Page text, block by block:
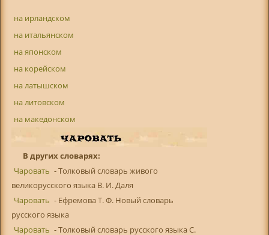
на ирландском
на итальянском
на японском
на корейском
на латышском
на литовском
на македонском
В других словарях:
Чаровать - Толковый словарь живого
великорусского языка В. И. Даля
Чаровать - Ефремова Т. Ф. Новый словарь
русского языка
Чаровать - Толковый словарь русского языка С.